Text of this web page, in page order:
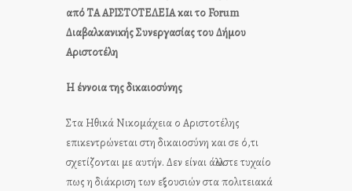
από ΤΑ ΑΡΙΣΤΟΤΕΛΕΙΑ και τοForum
Διαβαλκανικής Συνεργασίας του Δήμου
Αριστοτέλη
Η έννοια της δικαιοσύνης
Στα Ηθικά Νικομάχεια ο Αριστοτέλης
επικεντρώνεται στη δικαιοσύνη και σε ό,τι
σχετίζονται με αυτήν. Δεν είναι άλλωστε τυχαίο
πως η διάκριση των εξουσιών στα πολιτειακά